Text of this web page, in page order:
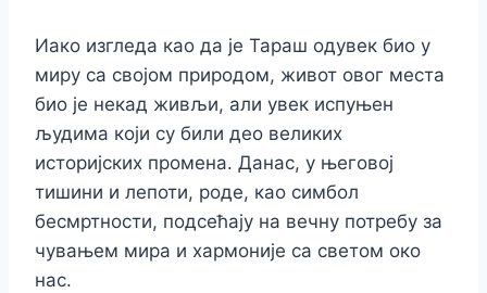
Иако изгледа као да је Тараш одувек био у
миру са својом природом, живот овог места
био је некад живљи, али увек испуњен
људима који су били део великих
историјских промена. Данас, у његовој
тишини и лепоти, роде, као симбол
бесмртности, подсећају на вечну потребу за
чувањем мира и хармоније са светом око
нас.